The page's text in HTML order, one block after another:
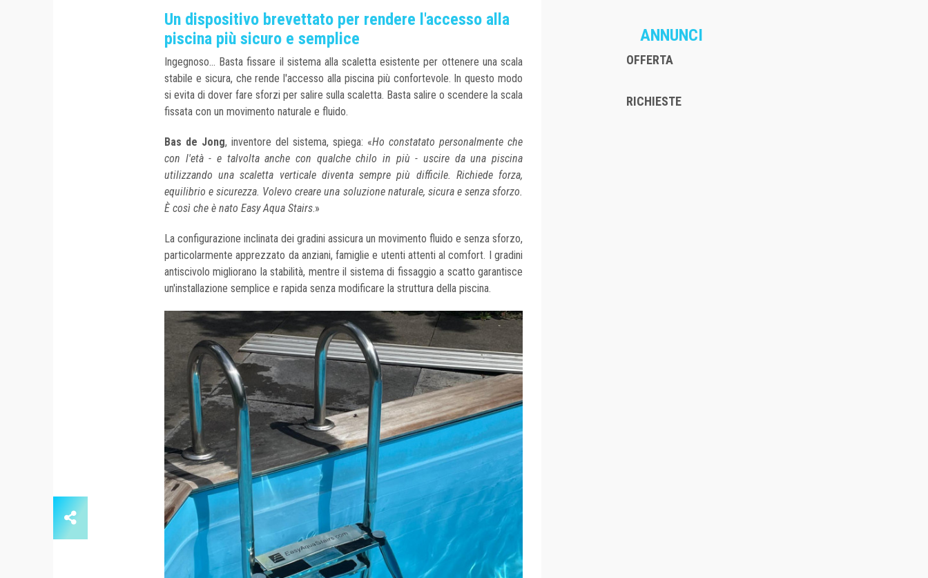
Un dispositivo brevettato per rendere l'accesso alla
piscina più sicuro e semplice
Ingegnoso... Basta fissare il sistema alla scaletta esistente per ottenere una scala
stabile e sicura, che rende l'accesso alla piscina più confortevole. In questo modo
si evita di dover fare sforzi per salire sulla scaletta. Basta salire o scendere la scala
fissata con un movimento naturale e fluido.
Bas de Jong, inventore del sistema, spiega: «Ho constatato personalmente che
con l'età - e talvolta anche con qualche chilo in più - uscire da una piscina
utilizzando una scaletta verticale diventa sempre più difficile. Richiede forza,
equilibrio e sicurezza. Volevo creare una soluzione naturale, sicura e senza sforzo.
È così che è nato Easy Aqua Stairs.»
La configurazione inclinata dei gradini assicura un movimento fluido e senza sforzo,
particolarmente apprezzato da anziani, famiglie e utenti attenti al comfort. I gradini
antiscivolo migliorano la stabilità, mentre il sistema di fissaggio a scatto garantisce
un'installazione semplice e rapida senza modificare la struttura della piscina.
ANNUNCI
OFFERTA
RICHIESTE